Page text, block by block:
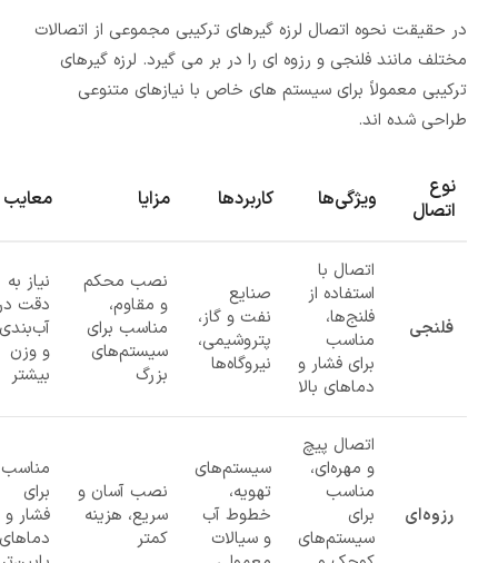
در حقیقت نحوه اتصال لرزه گیرهای ترکیبی مجموعی از اتصالات
مختلف مانند فلنجی و رزوه ای را در بر می گیرد. لرزه گیرهای
ترکیبی معمولاً برای سیستم های خاص با نیازهای متنوعی
طراحی شده اند.
نوع
اتصال
ویژگی‌ها کاربردها مزایا معایب
فلنجی
اتصال با
استفاده از
فلنج‌ها،
مناسب
برای فشار و
دماهای بالا
صنایع
نفت و گاز،
پتروشیمی،
نیروگاه‌ها
نصب محکم
و مقاوم،
مناسب برای
سیستم‌های
بزرگ
نیاز به
دقت
آب‌بندی
و وزن
بیشتر
رزوه‌ای
اتصال پیچ
و مهره‌ای،
مناسب
برای
سیستم‌های
سیستم‌های
تهویه،
خطوط آب
و سیالات
نصب آسان و
سریع، هزینه
کمتر
مناسب
برای
فشار و
دماهای